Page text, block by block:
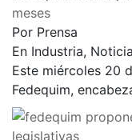
meses
Por Prensa
En Industria,
Este miércoles 20
Fedequim,
legislativas